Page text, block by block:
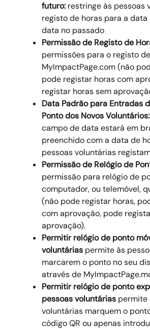
futuro: restringe às pessoas
registo de horas para a data
data no passado
Permissão de Registo de
permissões para o registo
MyImpactPage.com (não
pode registar horas com
registar horas sem
Data Padrão para Entradas
Ponto dos Novos Voluntários:
campo de data estará em
preenchido com a data de
pessoas voluntárias
Permissão de Relógio de
permissão para relógio de
computador, ou telemóvel,
(não pode registar horas,
com aprovação, pode
aprovação).
Permitir relógio de ponto
voluntárias permite às
marcarem o ponto no seu
através de
Permitir relógio de ponto
pessoas voluntárias permite
voluntárias marquem o
código QR ou apenas